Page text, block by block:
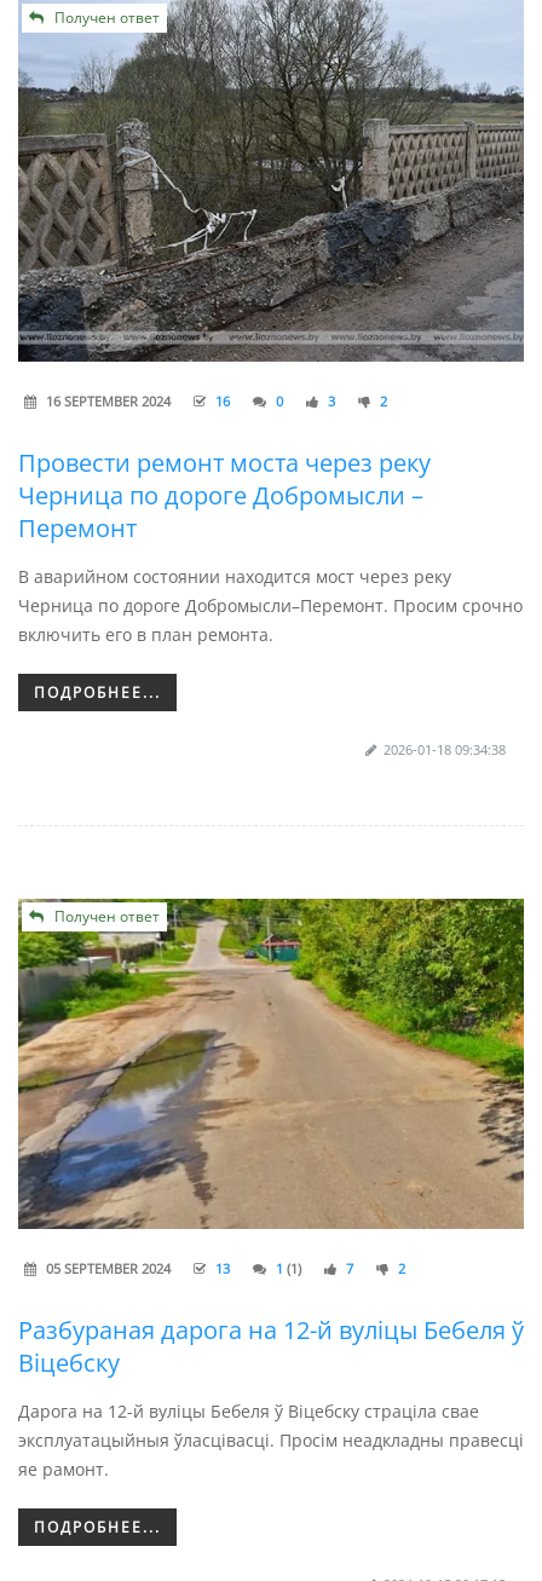
Получен ответ
16 SEPTEMBER 2024 16 0 3 2
Провести ремонт моста через реку
Черница по дороге Добромысли –
Перемонт
В аварийном состоянии находится мост через реку
Черница по дороге Добромысли–Перемонт. Просим срочно
включить его в план ремонта.
ПОДРОБНЕЕ...
2026-01-18 09:34:38
Получен ответ
05 SEPTEMBER 2024 13 1 (1) 7 2
Разбураная дарога на 12-й вуліцы Бебеля ў
Віцебску
Дарога на 12-й вуліцы Бебеля ў Віцебску страціла свае
эксплуатацыйныя ўласцівасці. Просім неадкладны правесці
яе рамонт.
ПОДРОБНЕЕ...